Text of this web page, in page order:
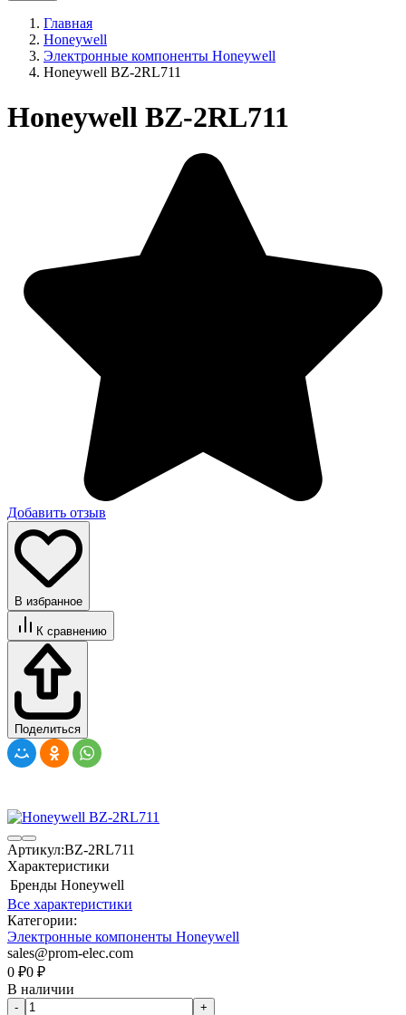
Главная
Honeywell
Электронные компоненты Honeywell
Honeywell BZ-2RL711
Honeywell BZ-2RL711
Добавить отзыв
В избранное
К сравнению
Поделиться
Артикул:BZ-2RL711
Характеристики
Бренды Honeywell
Все характеристики
Категории:
Электронные компоненты Honeywell
sales@prom-elec.com
0 ₽0 ₽
В наличии
-
+